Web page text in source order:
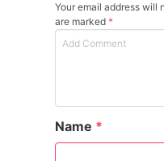
Your email address will
are marked *
Name *